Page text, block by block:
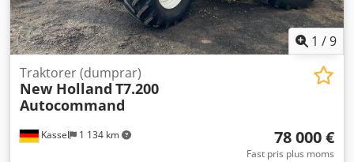
1 /9
Kassel 1 134 km
Traktorer (dumprar)
New Holland T7.200
Autocommand
78 000 €
Fast pris plus moms